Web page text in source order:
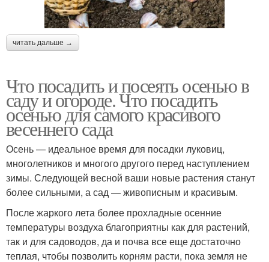
читать дальше →
Что посадить и посеять осенью в
саду и огороде. Что посадить
осенью для самого красивого
весеннего сада
Осень — идеальное время для посадки луковиц,
многолетников и многого другого перед наступлением
зимы. Следующей весной ваши новые растения станут
более сильными, а сад — живописным и красивым.
После жаркого лета более прохладные осенние
температуры воздуха благоприятны как для растений,
так и для садоводов, да и почва все еще достаточно
теплая, чтобы позволить корням расти, пока земля не